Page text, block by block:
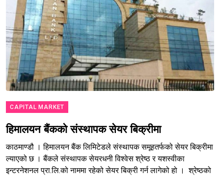
CAPITAL MARKET
हिमालयन बैंकको संस्थापक सेयर बिक्रीमा
काठमाण्डौ । हिमालयन बैंक लिमिटेडले संस्थापक समूहतर्फको सेयर बिक्रीमा
ल्याएको छ । बैंकले संस्थापक सेयरधनी विश्वेस श्रेष्ठ र यशस्वीका
इन्टरनेशनल प्रा.लि.को नाममा रहेको सेयर बिक्री गर्न लागेको हो । श्रेष्ठको